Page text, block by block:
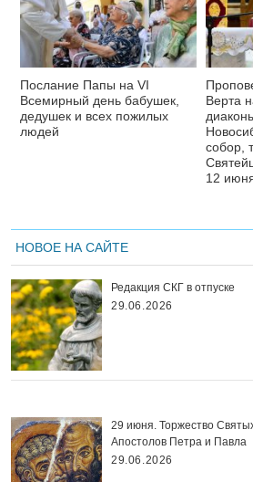
Послание Папы на VI
Всемирный день бабушек,
дедушек и всех пожилых
людей
Верта
собор,
12
НОВОЕ НА САЙТЕ
Редакция СКГ в отпуске
29.06.2026
29 июня. Торжество
Апостолов Петра и Павла
29.06.2026